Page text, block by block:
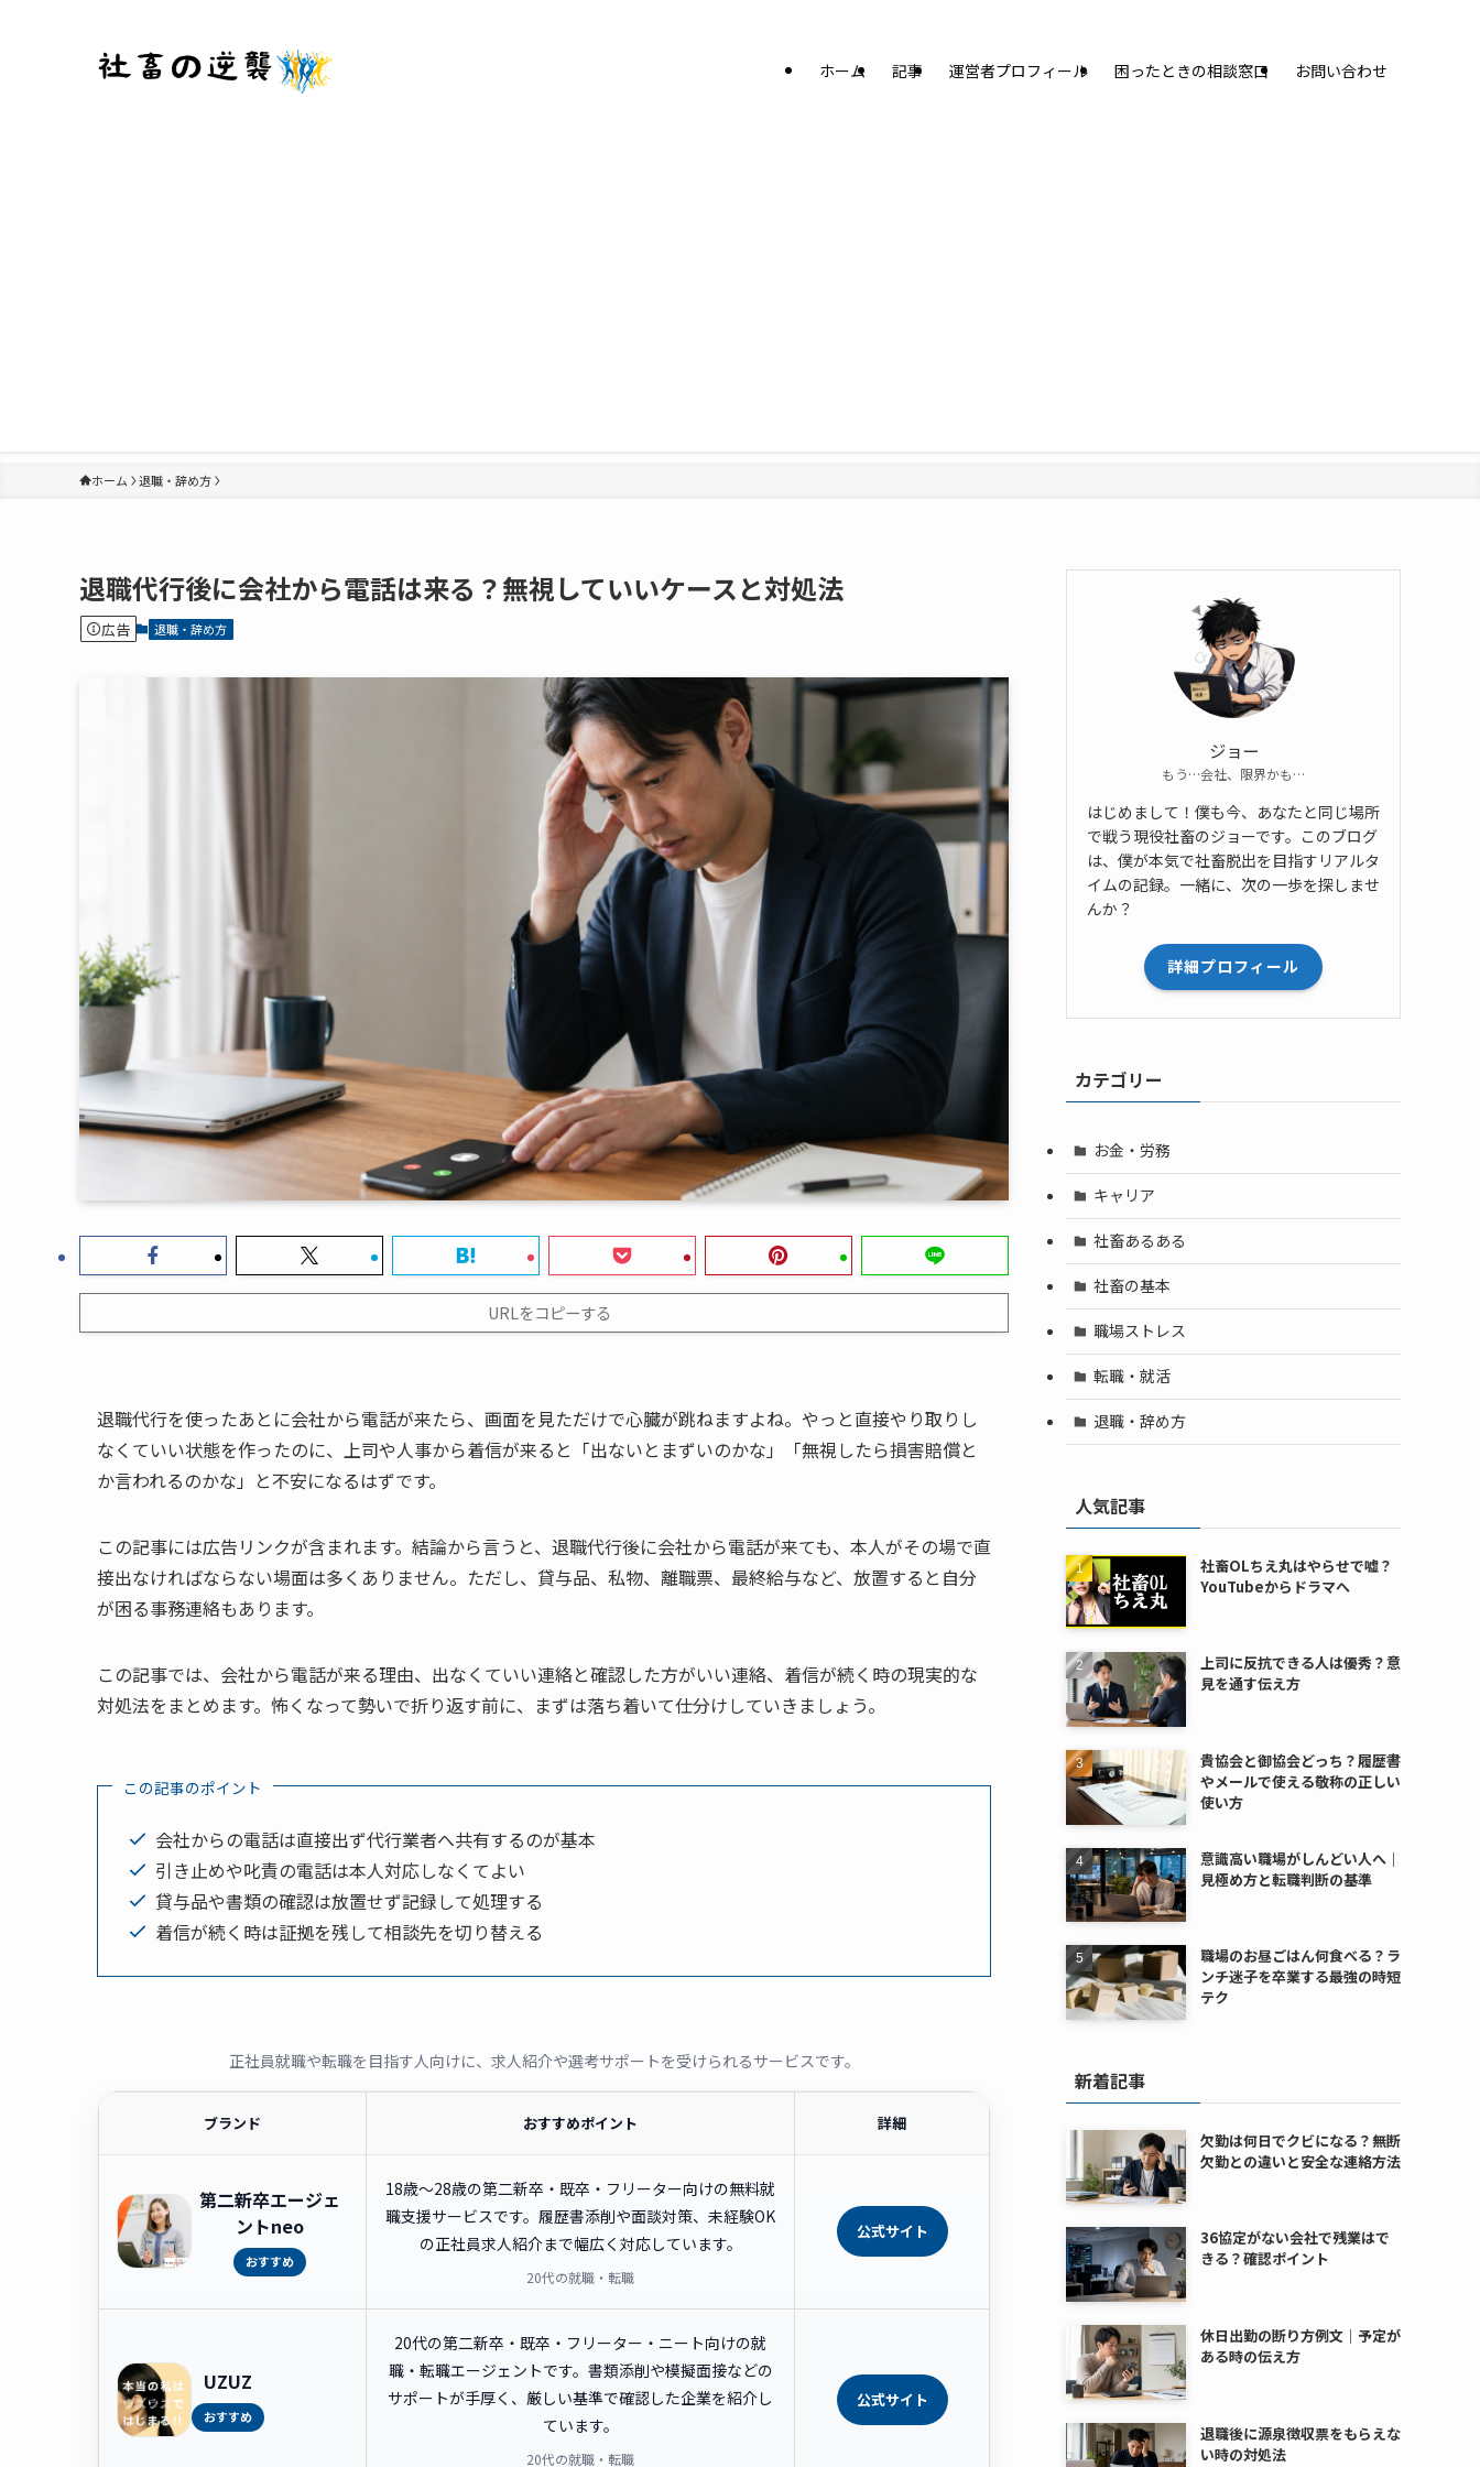
ホーム 記事 運営者プロフィール 困ったときの相談窓口 お問い合わせ
ホーム 退職・辞め方
退職代行後に会社から電話は来る？無視していいケースと対処法
広告 退職・辞め方
URLをコピーする
退職代行を使ったあとに会社から電話が来たら、画面を見ただけで心臓が跳ねますよね。やっと直接やり取りし
なくていい状態を作ったのに、上司や人事から着信が来ると「出ないとまずいのかな」「無視したら損害賠償と
か言われるのかな」と不安になるはずです。
この記事には広告リンクが含まれます。結論から言うと、退職代行後に会社から電話が来ても、本人がその場で直
接出なければならない場面は多くありません。ただし、貸与品、私物、離職票、最終給与など、放置すると自分
が困る事務連絡もあります。
この記事では、会社から電話が来る理由、出なくていい連絡と確認した方がいい連絡、着信が続く時の現実的な
対処法をまとめます。怖くなって勢いで折り返す前に、まずは落ち着いて仕分けしていきましょう。
この記事のポイント
会社からの電話は直接出ず代行業者へ共有するのが基本
引き止めや叱責の電話は本人対応しなくてよい
貸与品や書類の確認は放置せず記録して処理する
着信が続く時は証拠を残して相談先を切り替える
正社員就職や転職を目指す人向けに、求人紹介や選考サポートを受けられるサービスです。
ブランド おすすめポイント 詳細
第二新卒エージェ
ントneo
おすすめ
18歳〜28歳の第二新卒・既卒・フリーター向けの無料就
職支援サービスです。履歴書添削や面談対策、未経験OK
の正社員求人紹介まで幅広く対応しています。
20代の就職・転職
公式サイト
UZUZ
おすすめ
20代の第二新卒・既卒・フリーター・ニート向けの就
職・転職エージェントです。書類添削や模擬面接などの
サポートが手厚く、厳しい基準で確認した企業を紹介し
ています。
20代の就職・転職
公式サイト
ジョー
もう…会社、限界かも…
はじめまして！僕も今、あなたと同じ場所
で戦う現役社畜のジョーです。このブログ
は、僕が本気で社畜脱出を目指すリアルタ
イムの記録。一緒に、次の一歩を探しませ
んか？
詳細プロフィール
カテゴリー
お金・労務
キャリア
社畜あるある
社畜の基本
職場ストレス
転職・就活
退職・辞め方
人気記事
社畜OLちえ丸はやらせで嘘？
YouTubeからドラマへ
上司に反抗できる人は優秀？意
見を通す伝え方
貴協会と御協会どっち？履歴書
やメールで使える敬称の正しい
使い方
意識高い職場がしんどい人へ｜
見極め方と転職判断の基準
職場のお昼ごはん何食べる？ラ
ンチ迷子を卒業する最強の時短
テク
新着記事
欠勤は何日でクビになる？無断
欠勤との違いと安全な連絡方法
36協定がない会社で残業はで
きる？確認ポイント
休日出勤の断り方例文｜予定が
ある時の伝え方
退職後に源泉徴収票をもらえな
い時の対処法